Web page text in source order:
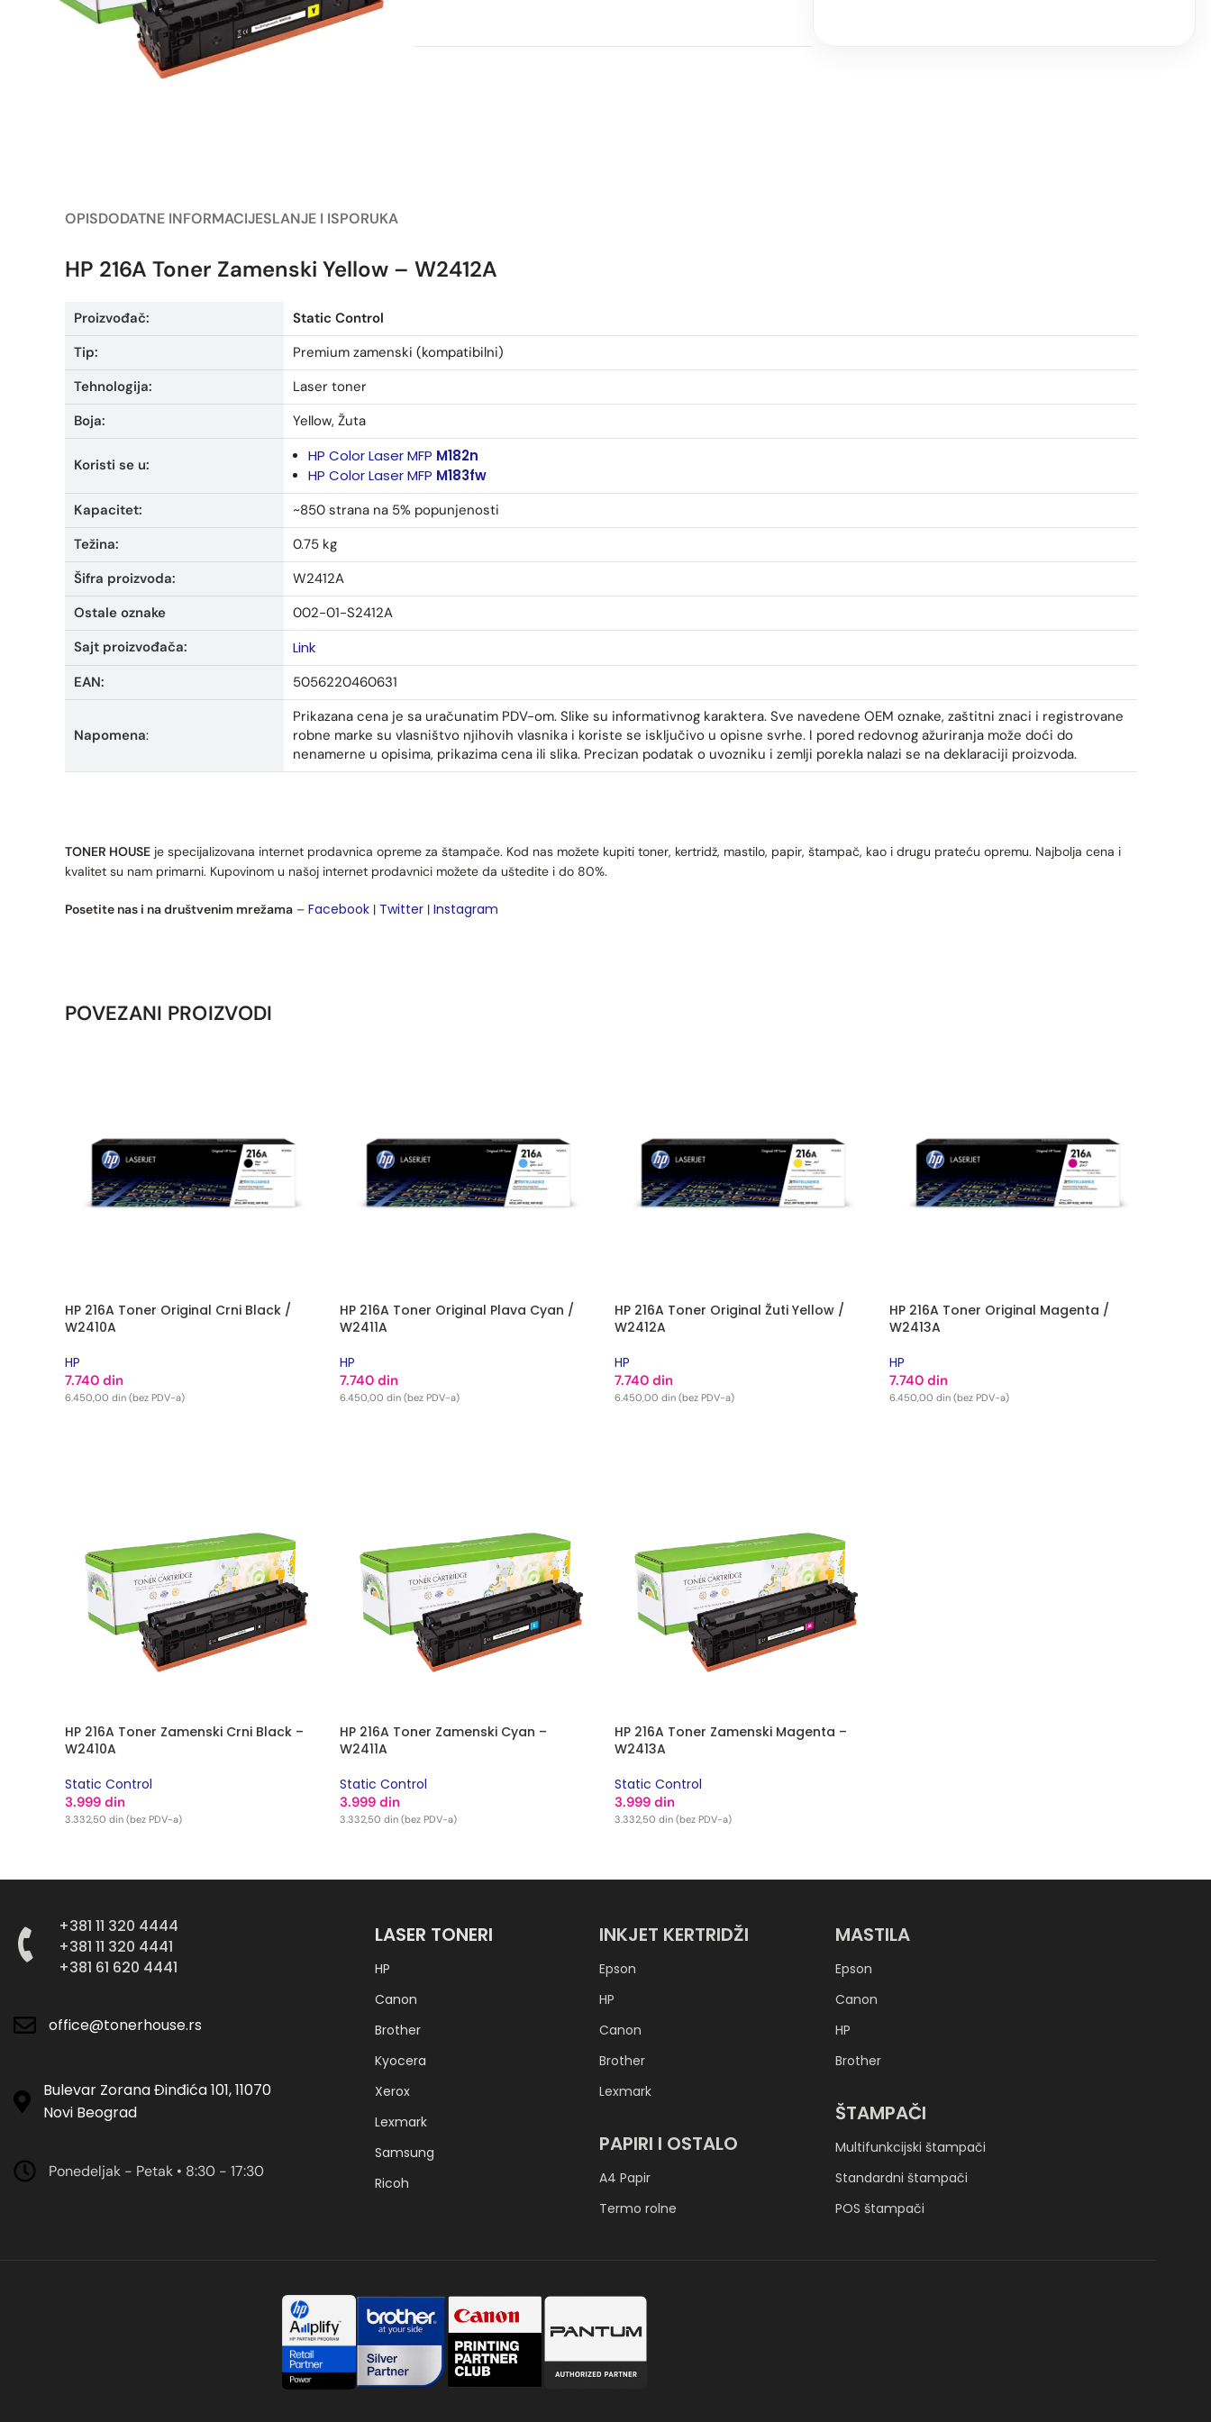
OPISDODATNE INFORMACIJESLANJE I ISPORUKA
HP 216A Toner Zamenski Yellow – W2412A
Proizvođač:
Static Control
Tip:
Premium zamenski (kompatibilni)
Tehnologija:
Laser toner
Boja:
Yellow, Žuta
Koristi se u: HP Color Laser MFP M182n
HP Color Laser MFP M183fw
Kapacitet:
~850 strana na 5% popunjenosti
Težina:
0.75 kg
Šifra proizvoda:
W2412A
Ostale oznake
002-01-S2412A
Sajt proizvođača:
Link
EAN: 5056220460631
Napomena:
Prikazana cena je sa uračunatim PDV-om. Slike su informativnog karaktera. Sve navedene OEM oznake, zaštitni znaci i registrovane
robne marke su vlasništvo njihovih vlasnika i koriste se isključivo u opisne svrhe. I pored redovnog ažuriranja može doći do
nenamerne u opisima, prikazima cena ili slika. Precizan podatak o uvozniku i zemlji porekla nalazi se na deklaraciji proizvoda.
TONER HOUSE je specijalizovana internet prodavnica opreme za štampače. Kod nas možete kupiti toner, kertridž, mastilo, papir, štampač, kao i drugu prateću opremu. Najbolja cena i
kvalitet su nam primarni. Kupovinom u našoj internet prodavnici možete da uštedite i do 80%.
Posetite nas i na društvenim mrežama – Facebook | Twitter | Instagram
POVEZANI PROIZVODI
HP 216A Toner Original Crni Black /
W2410A
HP
7.740 din
6.450,00 din (bez PDV-a)
HP 216A Toner Original Plava Cyan /
W2411A
HP
7.740 din
6.450,00 din (bez PDV-a)
HP 216A Toner Original Žuti Yellow /
W2412A
HP
7.740 din
6.450,00 din (bez PDV-a)
HP 216A Toner Original Magenta /
W2413A
HP
7.740 din
6.450,00 din (bez PDV-a)
HP 216A Toner Zamenski Crni Black –
W2410A
Static Control
3.999 din
3.332,50 din (bez PDV-a)
HP 216A Toner Zamenski Cyan –
W2411A
Static Control
3.999 din
3.332,50 din (bez PDV-a)
HP 216A Toner Zamenski Magenta –
W2413A
Static Control
3.999 din
3.332,50 din (bez PDV-a)
+381 11 320 4444
+381 11 320 4441
+381 61 620 4441
office@tonerhouse.rs
Bulevar Zorana Đinđića 101, 11070
Novi Beograd
Ponedeljak - Petak • 8:30 - 17:30
LASER TONERI
HP
Canon
Brother
Kyocera
Xerox
Lexmark
Samsung
Ricoh
INKJET KERTRIDŽI
Epson
HP
Canon
Brother
Lexmark
PAPIRI I OSTALO
A4 Papir
Termo rolne
MASTILA
Epson
Canon
HP
Brother
ŠTAMPAČI
Multifunkcijski štampači
Standardni štampači
POS štampači